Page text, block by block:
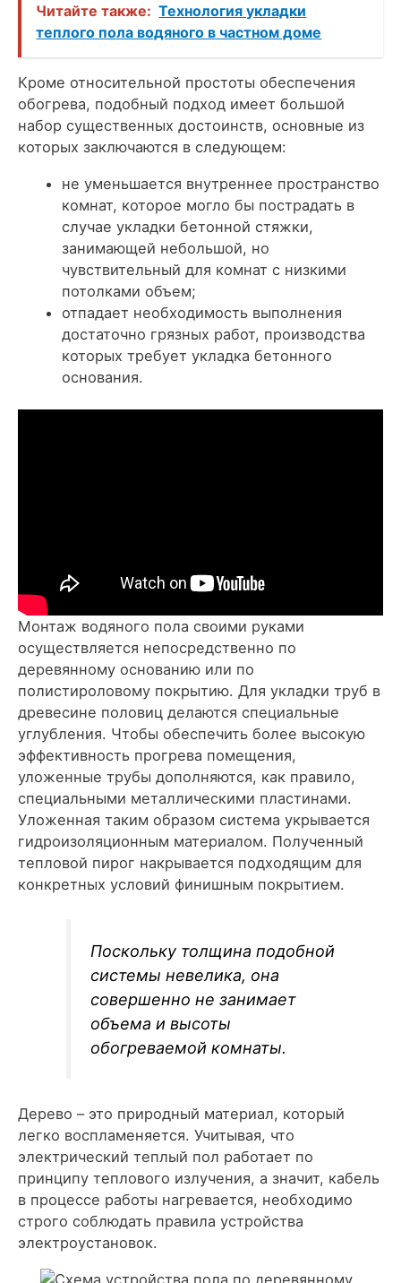
Читайте также: Технология укладки
теплого пола водяного в частном доме
Кроме относительной простоты обеспечения
обогрева, подобный подход имеет большой
набор существенных достоинств, основные из
которых заключаются в следующем:
не уменьшается внутреннее пространство
комнат, которое могло бы пострадать в
случае укладкибетонной стяжки,
занимающей небольшой, но
чувствительный для комнат с низкими
потолками объем;
отпадает необходимость выполнения
достаточно грязных работ, производства
которых требует укладка бетонного
основания.
Монтаж водяного пола своими руками
осуществляется непосредственно по
деревянному основанию или по
полистироловому покрытию. Для укладки труб в
древесине половиц делаются специальные
углубления. Чтобы обеспечить более высокую
эффективность прогрева помещения,
уложенные трубы дополняются, как правило,
специальными металлическими пластинами.
Уложенная таким образом система укрывается
гидроизоляционным материалом. Полученный
тепловой пирог накрывается подходящим для
конкретных условий финишным покрытием.
Поскольку толщина подобной
системы невелика, она
совершенно не занимает
объема и высоты
обогреваемой комнаты.
Дерево – это природный материал, который
легко воспламеняется. Учитывая, что
электрический теплый пол работает по
принципу теплового излучения, а значит, кабель
в процессе работы нагревается, необходимо
строго соблюдать правила устройства
электроустановок.